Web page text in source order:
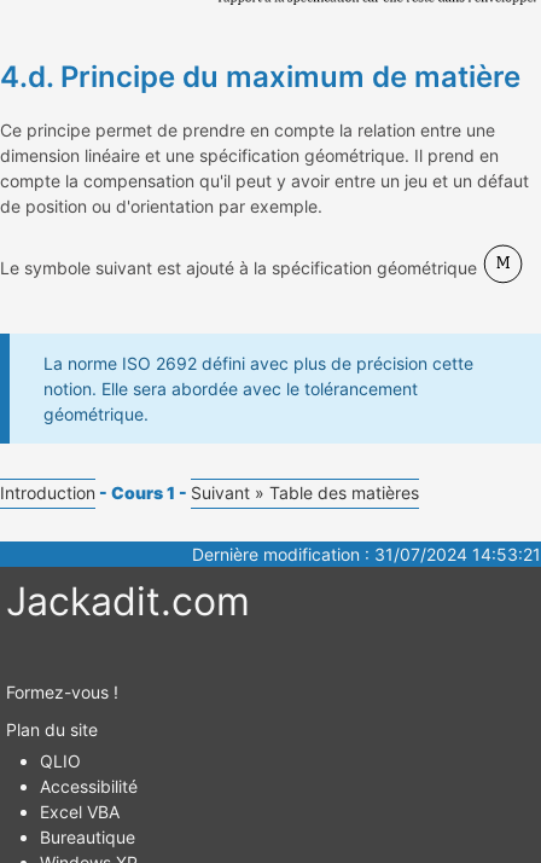
4.d. Principe du maximum de matière
Ce principe permet de prendre en compte la relation entre une
dimension linéaire et une spécification géométrique. Il prend en
compte la compensation qu'il peut y avoir entre un jeu et un défaut
de position ou d'orientation par exemple.
Le symbole suivant est ajouté à la spécification géométrique
La norme ISO 2692 défini avec plus de précision cette
notion. Elle sera abordée avec le tolérancement
géométrique.
Introduction - Cours 1 - Suivant » Table des matières
Dernière modification : 31/07/2024 14:53:21
Jackadit.com
Formez-vous !
Plan du site
QLIO
Accessibilité
Excel VBA
Bureautique